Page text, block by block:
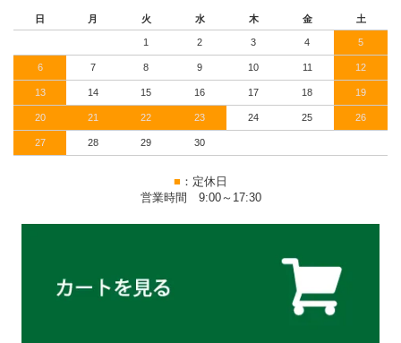
日 月 火 水 木 金 土
1 2 3 4 5
6 7 8 9 10 11 12
13 14 15 16 17 18 19
20 21 22 23 24 25 26
27 28 29 30
■ ：定休日
営業時間 9:00～17:30